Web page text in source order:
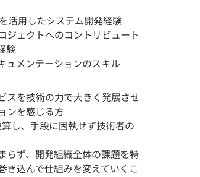
活用したシステム開発経験
ジェクトへのコントリビュート
験
ュメンテーションのスキル
スを技術の力で大きく発展させ
ンを感じる方
し、手段に固執せず技術者の
らず、開発組織全体の課題を特
き込んで仕組みを変えていくこ